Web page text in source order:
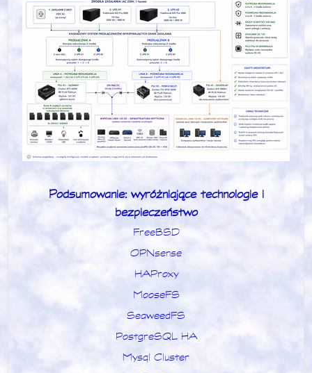
Podsumowanie: wyróżniające technologie i
bezpieczeństwo
FreeBSD
OPNsense
HAProxy
MooseFS
SeaweedFS
PostgreSQL HA
Mysql Cluster